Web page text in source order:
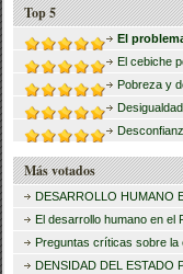
Top 5
El
El cebiche
Pobreza y
Más votados
DESARROLLO HUMANO
El desarrollo humano en el
Preguntas críticas sobre la
DENSIDAD DEL ESTADO